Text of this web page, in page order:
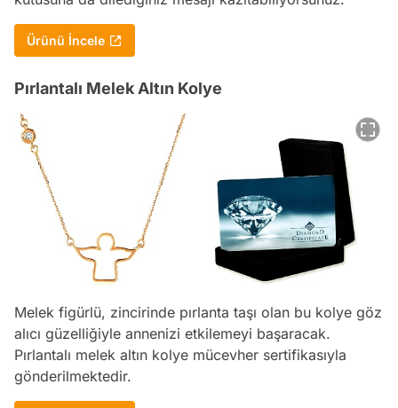
Ürünü İncele
Pırlantalı Melek Altın Kolye
Melek figürlü, zincirinde pırlanta taşı olan bu kolye göz
alıcı güzelliğiyle annenizi etkilemeyi başaracak.
Pırlantalı melek altın kolye mücevher sertifikasıyla
gönderilmektedir.